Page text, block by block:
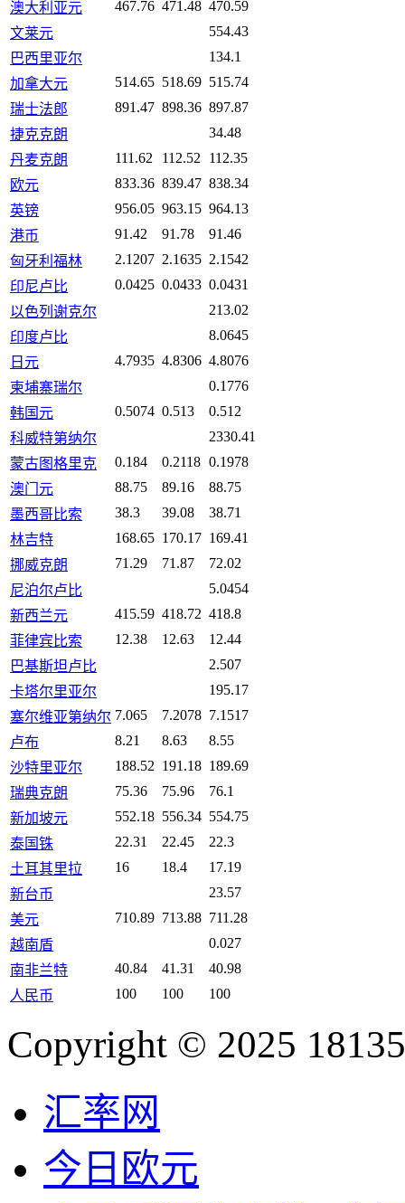
澳大利亚元 467.76 471.48 470.59
文莱元
554.43
巴西里亚尔
134.1
加拿大元
514.65 518.69 515.74
瑞士法郎
891.47 898.36 897.87
捷克克朗
34.48
丹麦克朗
111.62 112.52
112.35
欧元
833.36 839.47 838.34
英镑
956.05 963.15 964.13
港币
91.42 91.78
91.46
匈牙利福林
2.1207 2.1635 2.1542
印尼卢比
0.0425 0.0433 0.0431
以色列谢克尔
213.02
印度卢比
8.0645
日元
4.7935 4.8306 4.8076
柬埔寨瑞尔
0.1776
韩国元
0.5074 0.513
0.512
科威特第纳尔
2330.41
蒙古图格里克
0.184 0.2118 0.1978
澳门元
88.75 89.16
88.75
墨西哥比索
38.3 39.08
38.71
林吉特
168.65 170.17 169.41
挪威克朗
71.29 71.87
72.02
尼泊尔卢比
5.0454
新西兰元
415.59 418.72 418.8
菲律宾比索
12.38 12.63
12.44
巴基斯坦卢比
2.507
卡塔尔里亚尔
195.17
塞尔维亚第纳尔 7.065 7.2078 7.1517
卢布
8.21 8.63
8.55
沙特里亚尔
188.52 191.18 189.69
瑞典克朗
75.36 75.96
76.1
新加坡元
552.18 556.34 554.75
泰国铢
22.31 22.45
22.3
土耳其里拉
16 18.4
17.19
新台币
23.57
美元
710.89 713.88 711.28
越南盾
0.027
南非兰特
40.84 41.31
40.98
人民币
100 100 100
Copyright © 2025
汇率网
今日欧元